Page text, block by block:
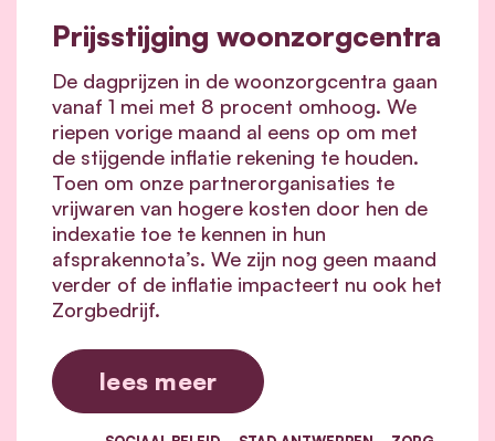
Prijsstijging woonzorgcentra
De dagprijzen in de woonzorgcentra gaan
vanaf 1 mei met 8 procent omhoog. We
riepen vorige maand al eens op om met
de stijgende inflatie rekening te houden.
Toen om onze partnerorganisaties te
vrijwaren van hogere kosten door hen de
indexatie toe te kennen in hun
afsprakennota’s. We zijn nog geen maand
verder of de inflatie impacteert nu ook het
Zorgbedrijf.
lees meer